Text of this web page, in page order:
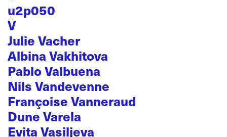
u2p050
V
Julie Vacher
Albina Vakhitova
Pablo Valbuena
Nils Vandevenne
Françoise Vanneraud
Dune Varela
Evita Vasiljeva